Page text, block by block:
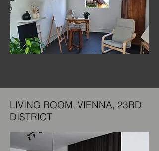
LIVING ROOM, VIENNA, 23RD
DISTRICT